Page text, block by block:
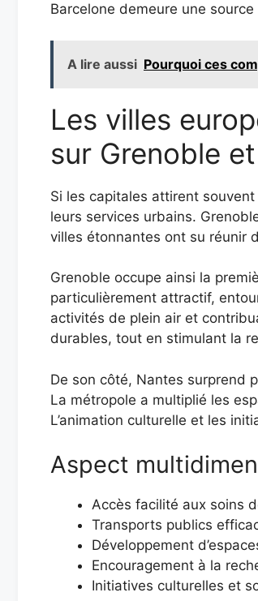
Barcelone demeure une
A lire aussi Pourquoi ces
Les villes
sur Grenoble
Si les capitales attirent
leurs services urbains.
villes étonnantes ont su réunir
Grenoble occupe ainsi la
particulièrement attractif,
activités de plein air et
durables, tout en stimulant la
De son côté, Nantes surprend
La métropole a multiplié les
L’animation culturelle et les
Aspect
Accès facilité aux soins
Transports publics
Développement
Encouragement à la
Initiatives culturelles et